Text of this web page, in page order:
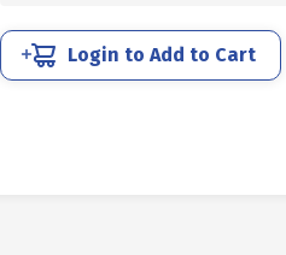
DRAT
DIN
Login to Add to Cart